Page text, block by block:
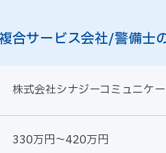
合サービス会社/警備士
株式会社シナジーコミュニケ
330万円～420万円